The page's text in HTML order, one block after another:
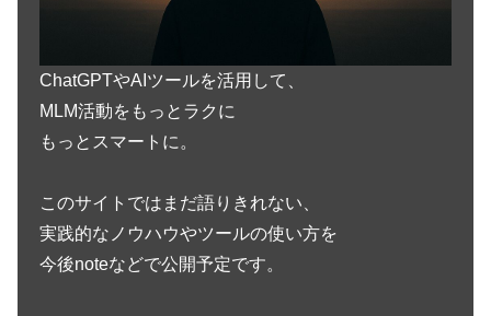
ChatGPTやAIツールを活用して、
MLM活動をもっとラクに
もっとスマートに。
このサイトではまだ語りきれない、
実践的なノウハウやツールの使い方を
今後noteなどで公開予定です。